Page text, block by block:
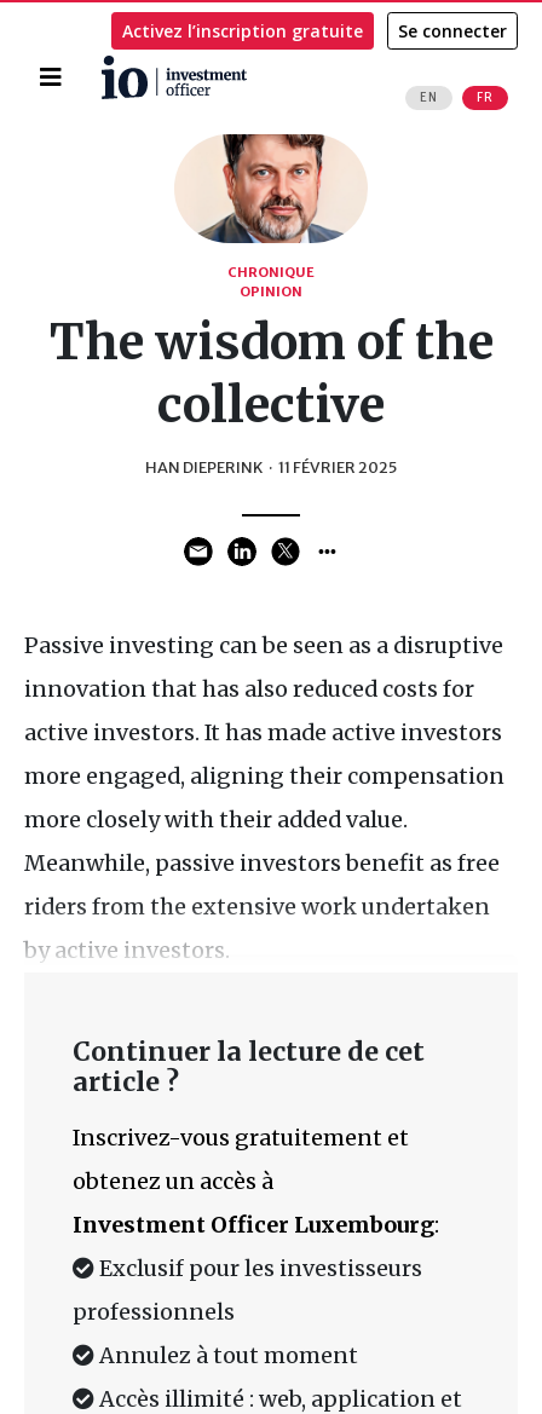
Accueil
EN FR
Activez l’inscription gratuite Se connecter
CHRONIQUE
OPINION
The wisdom of the
collective
HAN DIEPERINK · 11 FÉVRIER 2025
Passive investing can be seen as a disruptive
innovation that has also reduced costs for
active investors. It has made active investors
more engaged, aligning their compensation
more closely with their added value.
Meanwhile, passive investors benefit as free
riders from the extensive work undertaken
by active investors.
Continuer la lecture de cet
article ?
Inscrivez-vous gratuitement et
obtenez un accès à
Investment Officer Luxembourg:
Exclusif pour les investisseurs
professionnels
Annulez à tout moment
Accès illimité : web, application et